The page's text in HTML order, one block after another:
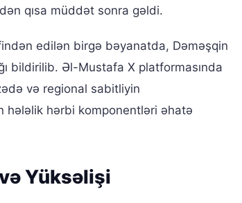
qısa müddət sonra gəldi.
edilən birgə bəyanatda, Dəməşqin
bildirilib. Əl-Mustafa X platformasında
və regional sabitliyin
hələlik hərbi komponentləri əhatə
Yüksəlişi